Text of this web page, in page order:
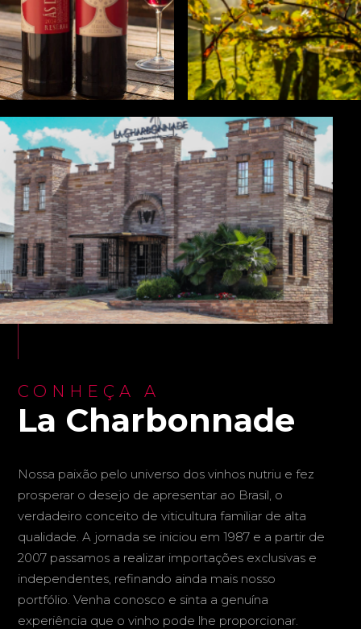
CONHEÇA A
La Charbonnade
Nossa paixão pelo universo dos vinhos nutriu e fez
prosperar o desejo de apresentar ao Brasil, o
verdadeiro conceito de viticultura familiar de alta
qualidade. A jornada se iniciou em 1987 e a partir de
2007 passamos a realizar importações exclusivas e
independentes, refinando ainda mais nosso
portfólio. Venha conosco e sinta a genuína
experiência que o vinho pode lhe proporcionar.